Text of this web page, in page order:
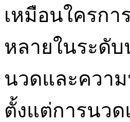
เหมือนใครกา
หลายในระดั
นวดและควา
ตั้งแต่การนว